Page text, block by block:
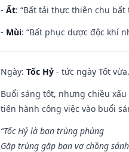
- Ất: “Bất tải thực thiên chu
- Mùi: “Bất phục dược độc khí
Ngày: Tốc Hỷ - tức ngày Tốt vừa.
Buổi sáng tốt, nhưng chiều
tiến hành công việc vào buổi
“Tốc Hỷ là bạn trùng phùng
Gặp trùng gặp bạn vợ chồng